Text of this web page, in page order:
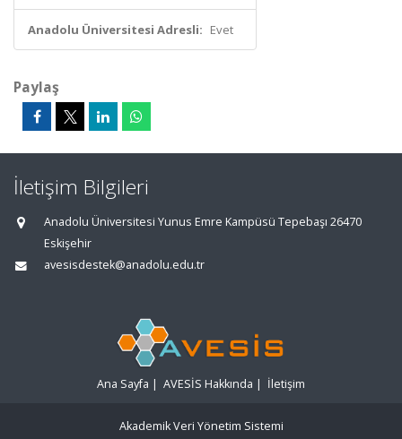
Anadolu Üniversitesi Adresli: Evet
Paylaş
İletişim Bilgileri
Anadolu Üniversitesi Yunus Emre Kampüsü Tepebaşı 26470
Eskişehir
avesisdestek@anadolu.edu.tr
Ana Sayfa | AVESİS Hakkında | İletişim
Akademik Veri Yönetim Sistemi